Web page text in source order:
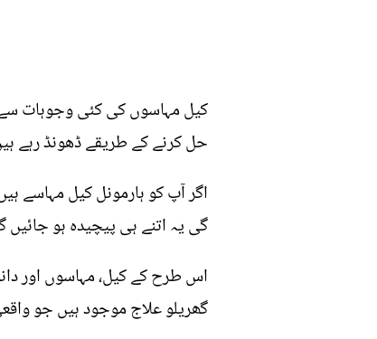
کیل مہاسوں کی کئی وجوہات سے
حل کرنے کے طریقے ڈھونڈ رہے
اگر آپ کو ہارمونل کیل مہاسے
گی یہ اتنے ہی پیچیدہ ہو جائیں
اس طرح کے کیل، مہاسوں اور
گھریلو علاج موجود ہیں جو